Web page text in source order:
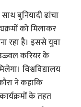
बुनियादी ढांचा
को मिलाकर
रहा है। इससे युवा
करियर के
विश्वविद्यालय
ने कहाकि
के तहत